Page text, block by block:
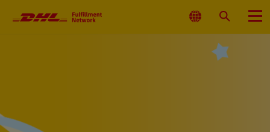
Standort
auswählen
SucheMenü